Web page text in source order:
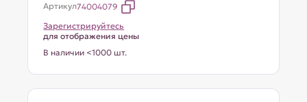
Артикул74004079
Зарегистрируйтесь
для отображения цены
В наличии <1000 шт.